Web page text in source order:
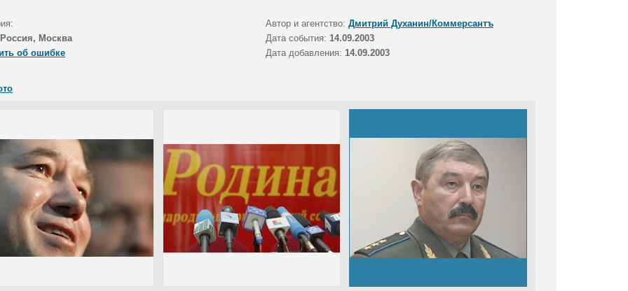
Автор и агентство: Дмитрий Духанин/Коммерсантъ
Россия, Москва Дата события: 14.09.2003
об ошибке
Дата добавления: 14.09.2003